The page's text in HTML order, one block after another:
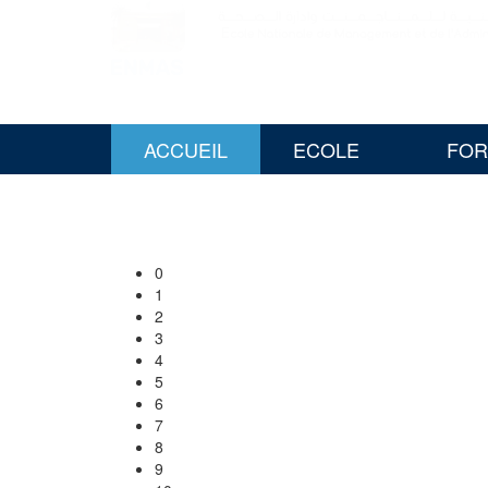
ACCUEIL ECOLE
0
1
2
3
4
5
6
7
8
9